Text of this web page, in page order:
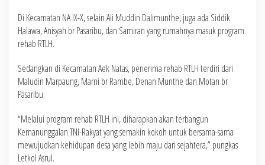
Di Kecamatan NA IX-X, selain Ali Muddin Dalimunthe, juga ada Siddik
Halawa, Anisyah br Pasaribu, dan Samiran yang rumahnya masuk program
rehab RTLH.
Sedangkan di Kecamatan Aek Natas, penerima rehab RTLH terdiri dari
Maludin Marpaung, Marni br Rambe, Denan Munthe dan Motan br
Pasaribu.
“Melalui program rehab RTLH ini, diharapkan akan terbangun
Kemanunggalan TNI-Rakyat yang semakin kokoh untuk bersama-sama
mewujudkan kehidupan desa yang lebih maju dan sejahtera,” pungkas
Letkol Asrul.